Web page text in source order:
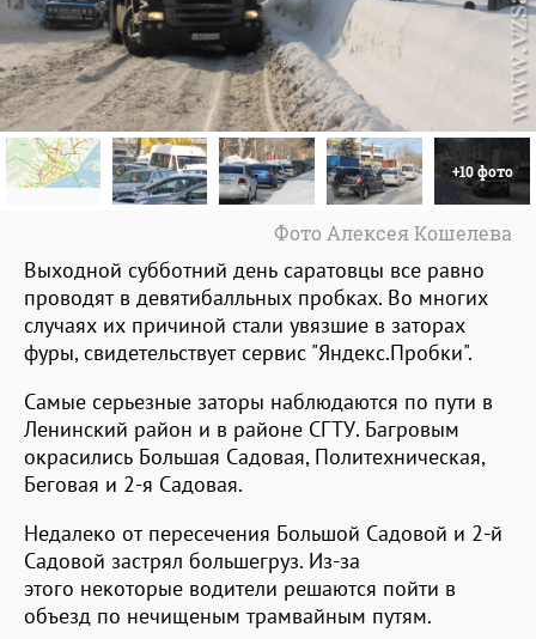
+10 фото
Фото Алексея Кошелева
Выходной субботний день саратовцы все равно
проводят в девятибалльных пробках. Во многих
случаях их причиной стали увязшие в заторах
фуры, свидетельствует сервис "Яндекс.Пробки".
Самые серьезные заторы наблюдаются по пути в
Ленинский район и в районе СГТУ. Багровым
окрасились Большая Садовая, Политехническая,
Беговая и 2-я Садовая.
Недалеко от пересечения Большой Садовой и 2-й
Садовой застрял большегруз. Из-за
этого некоторые водители решаются пойти в
объезд по нечищеным трамвайным путям.